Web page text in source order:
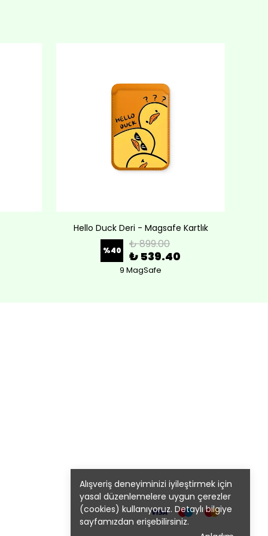
Alışveriş deneyiminizi iyileştirmek için
yasal düzenlemelere uygun çerezler
(cookies) kullanıyoruz. Detaylı bilgiye
sayfamızdan erişebilirsiniz.
Hello Duck Deri - Magsafe Kartlık
%40 ₺ 899.00
₺ 539.40
9 MagSafe